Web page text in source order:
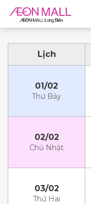
Lịch
01/02
Thứ Bảy
02/02
Chủ Nhật
03/02
Thứ Hai